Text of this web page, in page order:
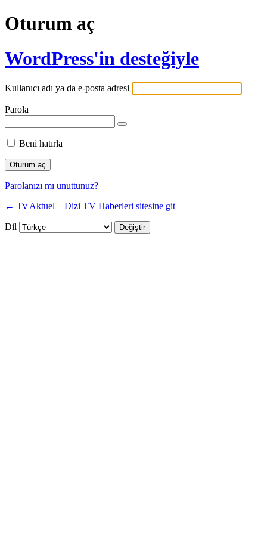
Oturum aç
WordPress'in desteğiyle
Kullanıcı adı ya da e-posta adresi
Parola
Beni hatırla
Parolanızı mı unuttunuz?
← Tv Aktuel – Dizi TV Haberleri sitesine git
Dil